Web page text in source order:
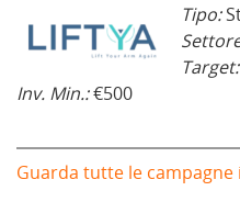
Tipo:
Target:
Inv. Min.:€500
Guarda tutte le campagne